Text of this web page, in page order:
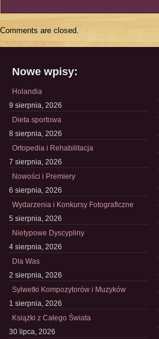
Comments are closed.
Nowe wpisy:
Holandia
9 sierpnia, 2026
Dieta sportowa
8 sierpnia, 2026
Ortopedia i Rehabilitacja
7 sierpnia, 2026
Nowości i Premiery
6 sierpnia, 2026
Wydarzenia i Konkursy Fotograficzne
5 sierpnia, 2026
Nietypowe Dyscypliny
4 sierpnia, 2026
Dla Was
2 sierpnia, 2026
Sylwetki Kompozytorów i Muzyków
1 sierpnia, 2026
Książki z Całego Świata
30 lipca, 2026